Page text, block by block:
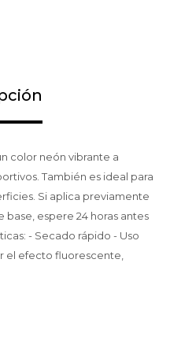
color neón vibrante a
También es ideal para
Si aplica previamente
espere 24 horas antes
- Secado rápido - Uso
el efecto fluorescente,